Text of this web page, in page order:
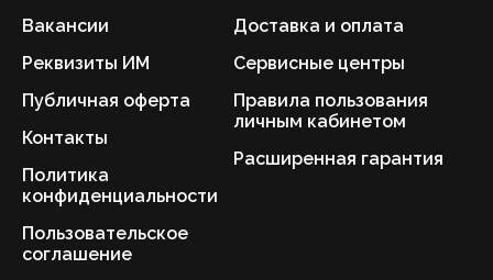
Вакансии
Реквизиты ИМ
Публичная оферта
Контакты
Политика
конфиденциальности
Пользовательское
соглашение
Доставка и оплата
Сервисные центры
Правила пользования
личным кабинетом
Расширенная гарантия